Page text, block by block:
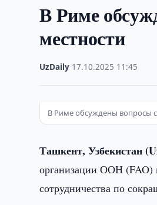
В Риме
местности
UzDaily 17.10.2025 11:45
В Риме обсуждены вопросы
Ташкент, Узбекистан
организации ООН (FAO)
сотрудничества по